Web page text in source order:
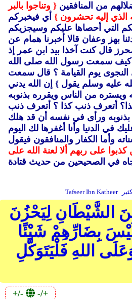
من المنافقين { وتناجوا بالبر
الذي إليه تحشرون } أي فيخبركم
التي أحصاها عليكم وسيجزيكم
بهز وعفان قالا أخبرنا همام عن
قال كنت آخذا بيد ابن عمر إذ
سمعت رسول الله صلى الله
يوم القيامة ؟ قال سمعت
عليه وسلم يقول } إن الله يدني
ويستره من الناس ويقرره بذنوبه
أتعرف ذنب كذا ؟ أتعرف ذنب
بذنوبه ورأى في نفسه أن قد هلك
في الدنيا وأنا أغفرها لك اليوم
وأما الكفار والمنافقون فيقول
كذبوا على ربهم ألا لعنة الله على
Tafseer Ibn Katheer
الشَّيْطَانِ لِيَحْزُنَ
بِضَارِّهِمْ شَيْئًا
وَعَلَى اللهِ فَلْيَتَوَكَّلِ
+/- -/+